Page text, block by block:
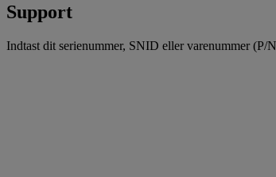
Support
Indtast dit serienummer, SNID eller varenummer (P/